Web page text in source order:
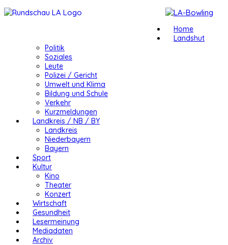
Home
Landshut
Politik
Soziales
Leute
Polizei / Gericht
Umwelt und Klima
Bildung und Schule
Verkehr
Kurzmeldungen
Landkreis / NB / BY
Landkreis
Niederbayern
Bayern
Sport
Kultur
Kino
Theater
Konzert
Wirtschaft
Gesundheit
Lesermeinung
Mediadaten
Archiv